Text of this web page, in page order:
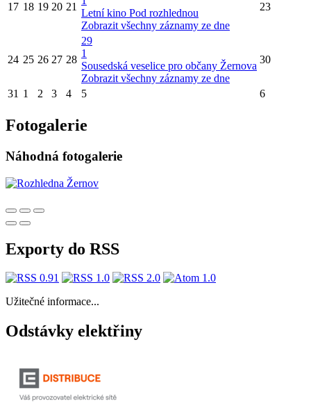
17 18 19 20 21
Letní kino Pod rozhlednou
Zobrazit všechny záznamy ze dne
23
24 25 26 27 28
29
1
Sousedská veselice pro občany Žernova
Zobrazit všechny záznamy ze dne
30
31 1 2 3 4 5 6
Fotogalerie
Náhodná fotogalerie
Exporty do RSS
Užitečné informace...
Odstávky elektřiny